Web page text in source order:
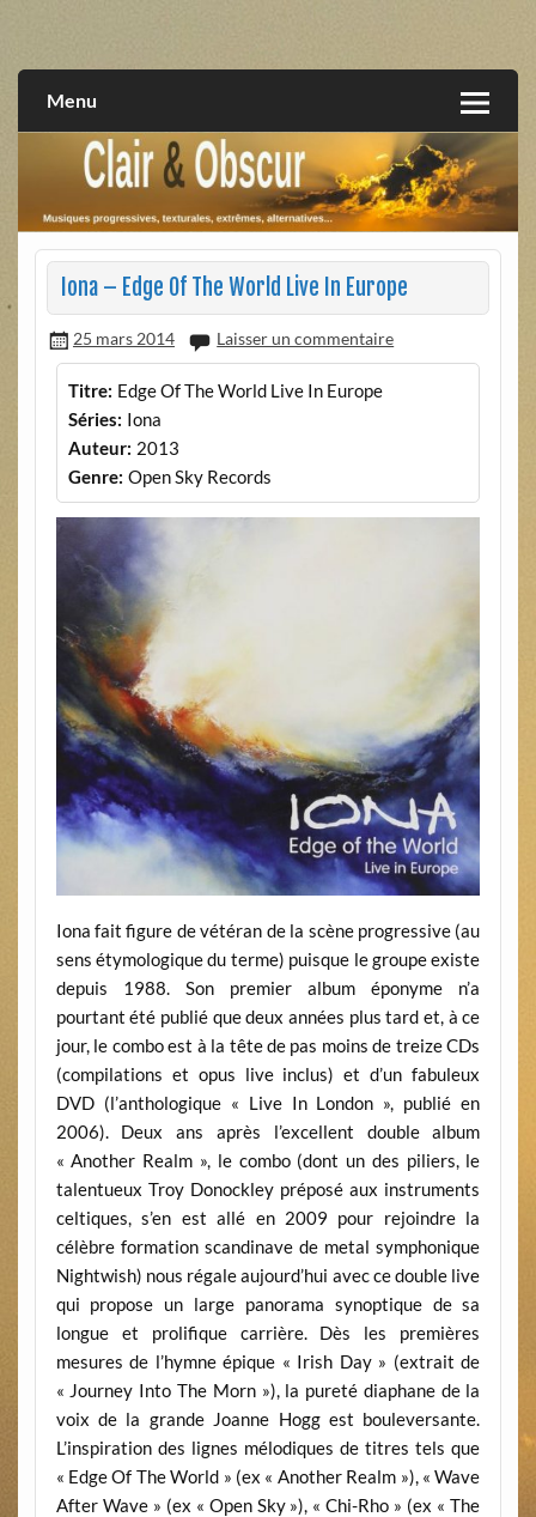
extrêmes, alternatives, texturales
Menu
Iona – Edge Of The World Live In Europe
25 mars 2014 Laisser un commentaire
Titre: Edge Of The World Live In Europe
Séries: Iona
Auteur: 2013
Genre: Open Sky Records
Iona fait figure de vétéran de la scène progressive (au
sens étymologique du terme) puisque le groupe existe
depuis 1988. Son premier album éponyme n’a
pourtant été publié que deux années plus tard et, à ce
jour, le combo est à la tête de pas moins de treize CDs
(compilations et opus live inclus) et d’un fabuleux
DVD (l’anthologique « Live In London », publié en
2006). Deux ans après l’excellent double album
« Another Realm », le combo (dont un des piliers, le
talentueux Troy Donockley préposé aux instruments
celtiques, s’en est allé en 2009 pour rejoindre la
célèbre formation scandinave de metal symphonique
Nightwish) nous régale aujourd’hui avec ce double live
qui propose un large panorama synoptique de sa
longue et prolifique carrière. Dès les premières
mesures de l’hymne épique « Irish Day » (extrait de
« Journey Into The Morn »), la pureté diaphane de la
voix de la grande Joanne Hogg est bouleversante.
L’inspiration des lignes mélodiques de titres tels que
« Edge Of The World » (ex « Another Realm »), « Wave
After Wave » (ex « Open Sky »), « Chi-Rho » (ex « The